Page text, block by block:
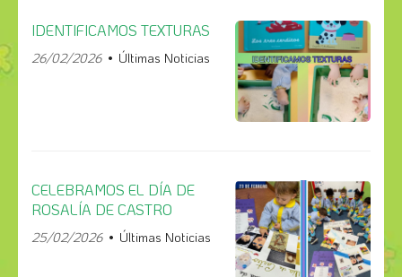
IDENTIFICAMOS TEXTURAS
26/02/2026 Últimas Noticias
CELEBRAMOS EL DÍA DE
ROSALÍA DE CASTRO
25/02/2026 Últimas Noticias